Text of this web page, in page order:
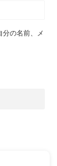
分の名前、メ